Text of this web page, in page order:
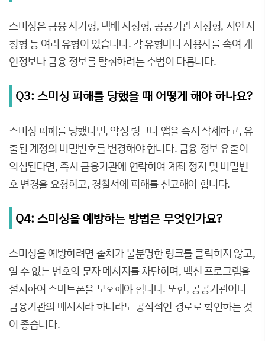
스미싱은 금융 사기형, 택배 사칭형, 공공기관 사칭형, 지인 사
칭형 등 여러 유형이 있습니다. 각 유형마다 사용자를 속여 개
인정보나 금융 정보를 탈취하려는 수법이 다릅니다.
Q3: 스미싱 피해를 당했을 때 어떻게 해야 하나요?
스미싱 피해를 당했다면, 악성 링크나 앱을 즉시 삭제하고, 유
출된 계정의 비밀번호를 변경해야 합니다. 금융 정보 유출이
의심된다면, 즉시 금융기관에 연락하여 계좌 정지 및 비밀번
호 변경을 요청하고, 경찰서에 피해를 신고해야 합니다.
Q4: 스미싱을 예방하는 방법은 무엇인가요?
스미싱을 예방하려면 출처가 불분명한 링크를 클릭하지 않고,
알 수 없는 번호의 문자 메시지를 차단하며, 백신 프로그램을
설치하여 스마트폰을 보호해야 합니다. 또한, 공공기관이나
금융기관의 메시지라 하더라도 공식적인 경로로 확인하는 것
이 좋습니다.